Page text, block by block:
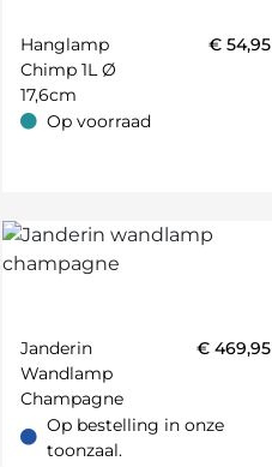
Hanglamp
Chimp 1L Ø
17,6cm
€ 54,95
Op voorraad
Op voorraad
Janderin
Wandlamp
Champagne
€ 469,95
Op bestelling in onze toonzaal.
Op bestelling in onze
toonzaal.